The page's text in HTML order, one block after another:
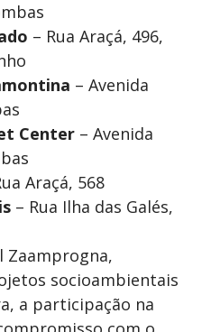
– Rua Araçá, 496,
– Avenida
Center – Avenida
Araçá, 568
– Rua Ilha das Galés,
Zaamprogna,
socioambientais
a participação na